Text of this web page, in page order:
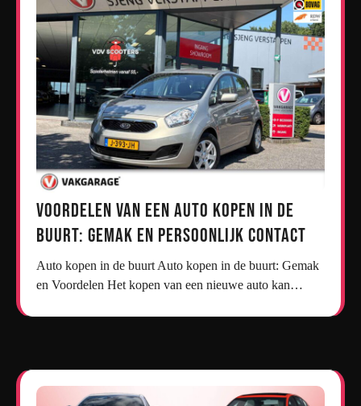
Voordelen van een Auto Kopen in de
Buurt: Gemak en Persoonlijk Contact
Auto kopen in de buurt Auto kopen in de buurt: Gemak
en Voordelen Het kopen van een nieuwe auto kan…